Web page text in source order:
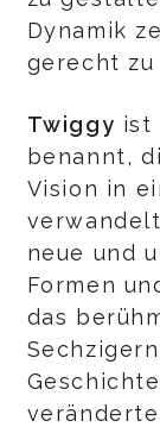
Dynamik
gerecht zu
Twiggy ist
benannt,
Vision in
neue und
Formen
das